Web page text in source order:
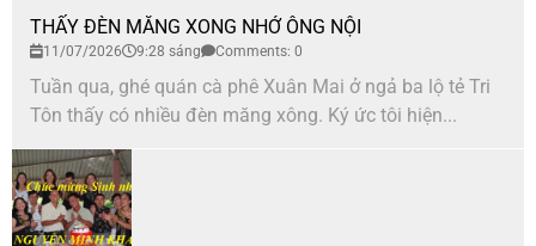
THẤY ĐÈN MĂNG XONG NHỚ ÔNG NỘI
11/07/2026 9:28 sáng Comments: 0
Tuần qua, ghé quán cà phê Xuân Mai ở ngả ba lộ tẻ Tri
Tôn thấy có nhiều đèn măng xông. Ký ức tôi hiện...